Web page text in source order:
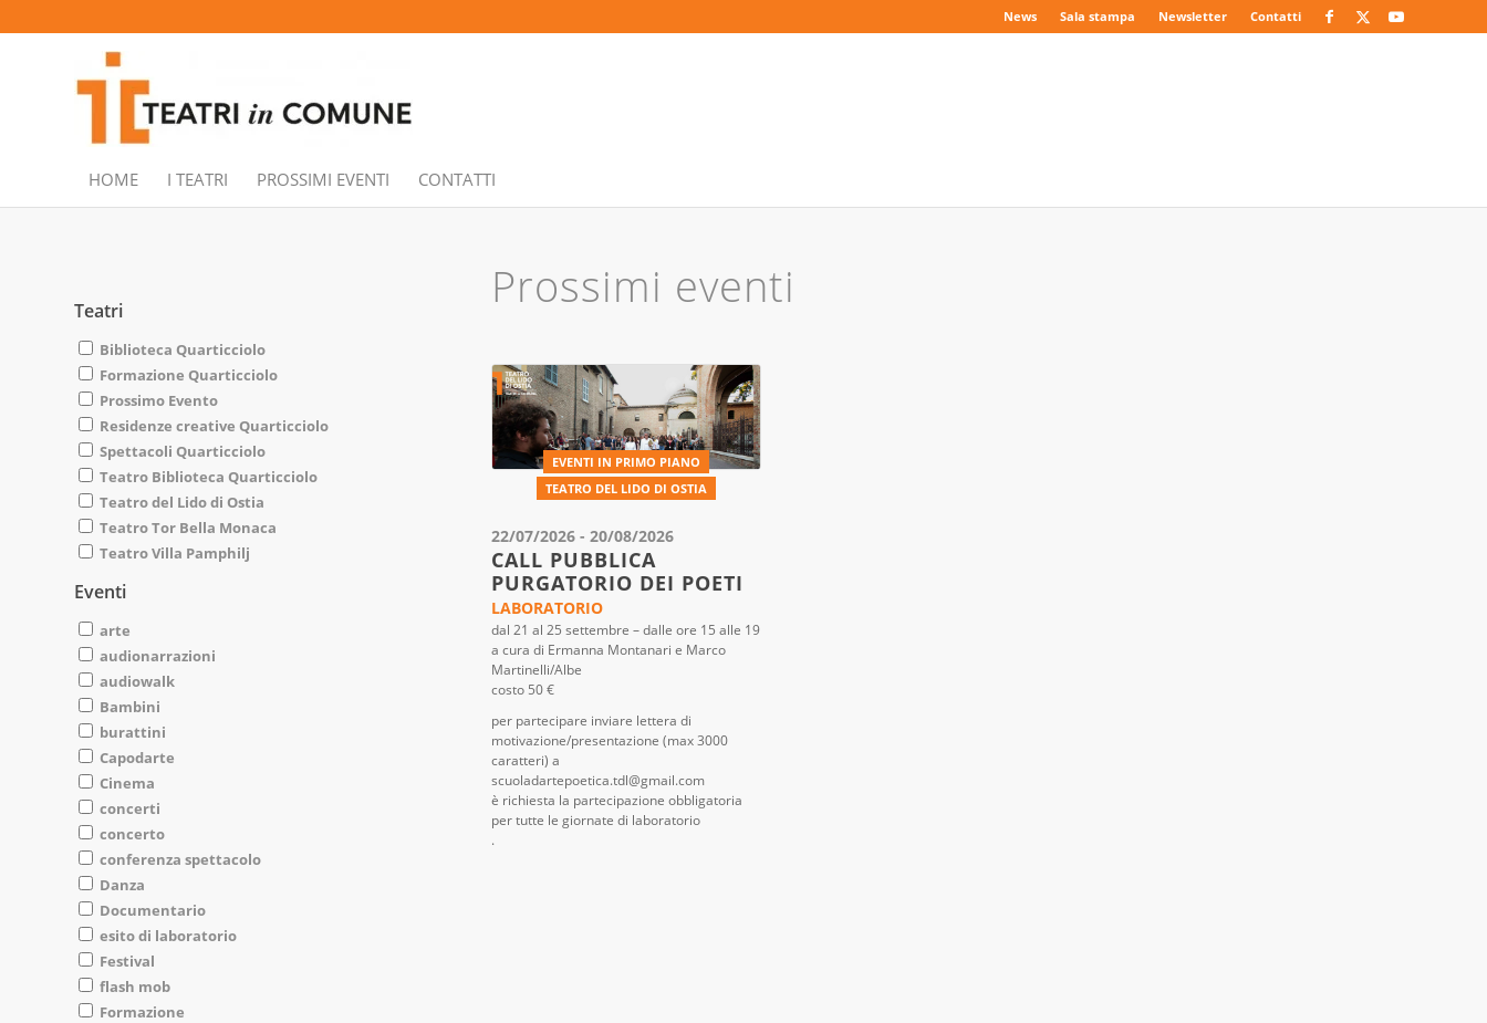
News Sala stampa Newsletter Contatti
HOME I TEATRI PROSSIMI EVENTI CONTATTI
Prossimi eventi
EVENTI IN PRIMO PIANO
TEATRO DEL LIDO DI OSTIA
22/07/2026 - 20/08/2026
CALL PUBBLICA
PURGATORIO DEI POETI
LABORATORIO
dal 21 al 25 settembre – dalle ore 15 alle 19
a cura di Ermanna Montanari e Marco
Martinelli/Albe
costo 50 €
per partecipare inviare lettera di
motivazione/presentazione (max 3000
caratteri) a
scuoladartepoetica.tdl@gmail.com
è richiesta la partecipazione obbligatoria
per tutte le giornate di laboratorio
.
Teatri
Biblioteca Quarticciolo
Formazione Quarticciolo
Prossimo Evento
Residenze creative Quarticciolo
Spettacoli Quarticciolo
Teatro Biblioteca Quarticciolo
Teatro del Lido di Ostia
Teatro Tor Bella Monaca
Teatro Villa Pamphilj
Eventi
arte
audionarrazioni
audiowalk
Bambini
burattini
Capodarte
Cinema
concerti
concerto
conferenza spettacolo
Danza
Documentario
esito di laboratorio
Festival
flash mob
Formazione